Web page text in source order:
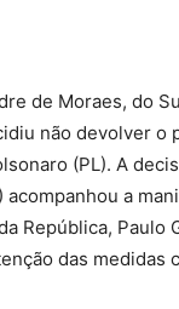
de Moraes, do
não devolver o
(PL). A
a
República, Paulo
das medidas